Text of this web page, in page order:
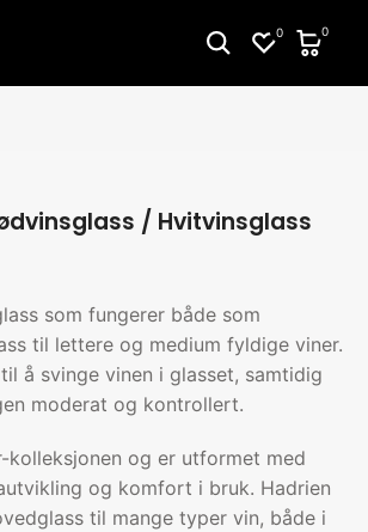
0 0
/ Hvitvinsglass
som fungerer både som
til lettere og medium fyldige viner.
å svinge vinen i glasset, samtidig
moderat og kontrollert.
kolleksjonen og er utformet med
og komfort i bruk. Hadrien
til mange typer vin, både i